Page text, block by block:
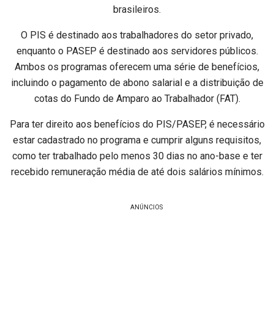
brasileiros.
O PIS é destinado aos trabalhadores do setor privado,
enquanto o PASEP é destinado aos servidores públicos.
Ambos os programas oferecem uma série de benefícios,
incluindo o pagamento de abono salarial e a distribuição de
cotas do Fundo de Amparo ao Trabalhador (FAT).
Para ter direito aos benefícios do PIS/PASEP, é necessário
estar cadastrado no programa e cumprir alguns requisitos,
como ter trabalhado pelo menos 30 dias no ano-base e ter
recebido remuneração média de até dois salários mínimos.
ANÚNCIOS